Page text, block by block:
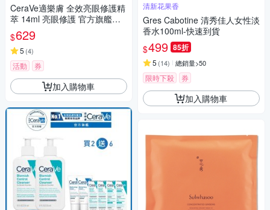
CeraVe適樂膚 全效亮眼修護精
萃 14ml 亮眼修護 官方旗艦店
臉部潤澤
$629
5 (4)
活動 券
加入購物車
清新花果香
Gres Cabotine 清秀佳人女性淡
香水100ml-快速到貨
$499 85折
5 (14) 總銷量>50
限時下殺 券
加入購物車